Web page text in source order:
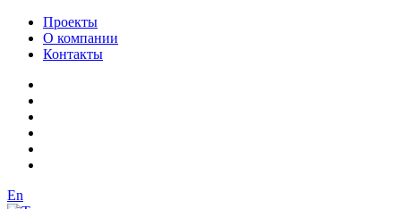
Проекты
О компании
Контакты
En